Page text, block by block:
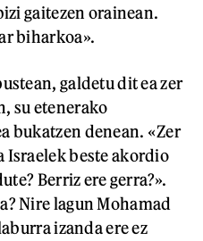
gaitezen orainean.
biharkoa».
galdetu dit ea zer
su etenerako
bukatzen denean. «Zer
Israelek beste akordio
Berriz ere gerra?».
Nire lagun Mohamad
izanda ere ez